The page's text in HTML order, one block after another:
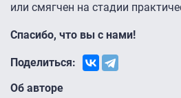
или смягчен на стадии
Спасибо, что вы с нами!
Поделиться:
Об авторе